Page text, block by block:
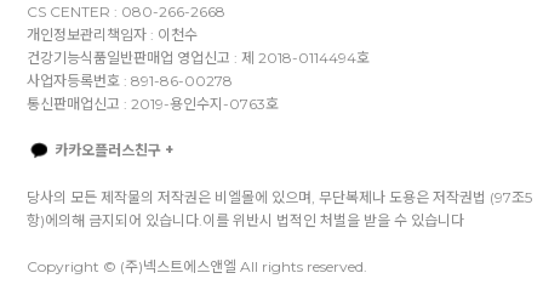
CS CENTER : 080-266-2668
개인정보관리책임자 : 이천수
건강기능식품일반판매업 영업신고 : 제 2018-0114494호
사업자등록번호 : 891-86-00278
통신판매업신고 : 2019-용인수지-0763호
카카오플러스친구 +
당사의 모든 제작물의 저작권은 비엘몰에 있으며, 무단복제나 도용은 저작권법 (97조5
항)에의해 금지되어 있습니다.이를 위반시 법적인 처벌을 받을 수 있습니다
Copyright © (주)넥스트에스앤엘 All rights reserved.